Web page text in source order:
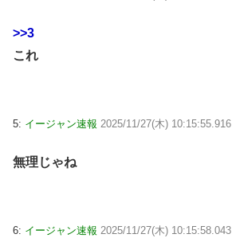
>>3
これ
5: イージャン速報 2025/11/27(木) 10:15:55.916
無理じゃね
6: イージャン速報 2025/11/27(木) 10:15:58.043